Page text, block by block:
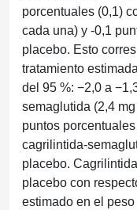
porcentuales (0,1)
cada una) y -0,1
placebo. Esto
tratamiento
del 95 %: −2,0 a
semaglutida (2,4
puntos
cagrilintida-
placebo.
placebo con
estimado en el